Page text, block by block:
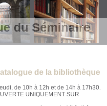
du Séminaire
de la bibliothèque
de 10h à 12h et de 14h à 17h30.
UNIQUEMENT SUR